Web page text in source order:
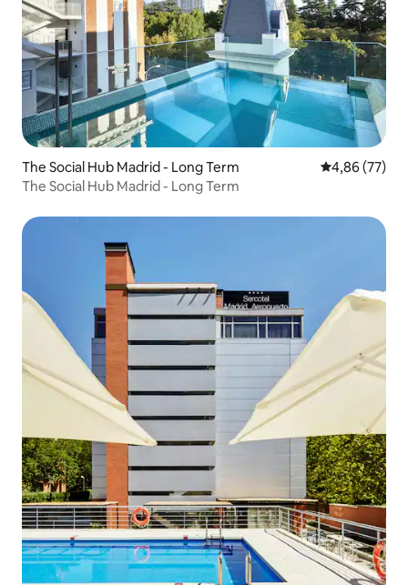
The Social Hub Madrid - Long Term 4,86 ud af 5 i
4,86 (77)
The Social Hub Madrid - Long Term